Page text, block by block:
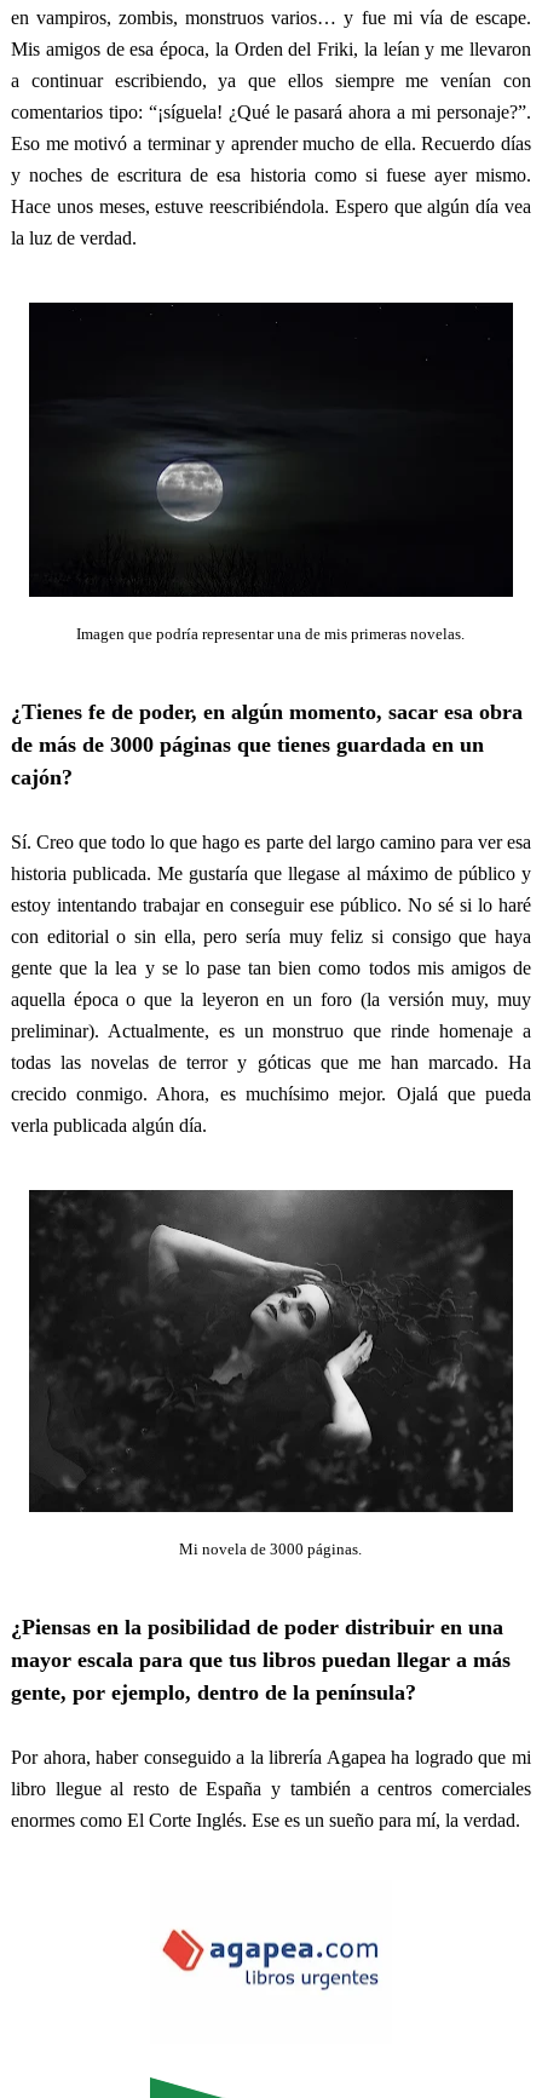
en vampiros, zombis, monstruos varios… y fue mi vía de escape.
Mis amigos de esa época, la Orden del Friki, la leían y me llevaron
a continuar escribiendo, ya que ellos siempre me venían con
comentarios tipo: “¡síguela! ¿Qué le pasará ahora a mi personaje?”.
Eso me motivó a terminar y aprender mucho de ella. Recuerdo días
y noches de escritura de esa historia como si fuese ayer mismo.
Hace unos meses, estuve reescribiéndola. Espero que algún día vea
la luz de verdad.
Imagen que podría representar una de mis primeras novelas.
¿Tienes fe de poder, en algún momento, sacar esa obra
de más de 3000 páginas que tienes guardada en un
cajón?
Sí. Creo que todo lo que hago es parte del largo camino para ver esa
historia publicada. Me gustaría que llegase al máximo de público y
estoy intentando trabajar en conseguir ese público. No sé si lo haré
con editorial o sin ella, pero sería muy feliz si consigo que haya
gente que la lea y se lo pase tan bien como todos mis amigos de
aquella época o que la leyeron en un foro (la versión muy, muy
preliminar). Actualmente, es un monstruo que rinde homenaje a
todas las novelas de terror y góticas que me han marcado. Ha
crecido conmigo. Ahora, es muchísimo mejor. Ojalá que pueda
verla publicada algún día.
Mi novela de 3000 páginas.
¿Piensas en la posibilidad de poder distribuir en una
mayor escala para que tus libros puedan llegar a más
gente, por ejemplo, dentro de la península?
Por ahora, haber conseguido a la librería Agapea ha logrado que mi
libro llegue al resto de España y también a centros comerciales
enormes como El Corte Inglés. Ese es un sueño para mí, la verdad.